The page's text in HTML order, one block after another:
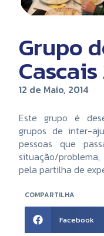
COMPARTILHA
Facebook
Grupo
12 de Maio, 2014
Este grupo é
grupos de inter-
pessoas que
situação/
pela partilha de